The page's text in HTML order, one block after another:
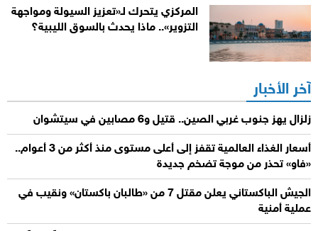
المركزي يتحرك لـ«تعزيز السيولة ومواجهة
التزوير».. ماذا يحدث بالسوق الليبية؟
آخر الأخبار
زلزال يهز جنوب غربي الصين.. قتيل و6 مصابين في سيتشوان
أسعار الغذاء العالمية تقفز إلى أعلى مستوى منذ أكثر من 3 أعوام..
«فاو» تحذر من موجة تضخم جديدة
الجيش الباكستاني يعلن مقتل 7 من «طالبان باكستان» ونقيب في
عملية أمنية